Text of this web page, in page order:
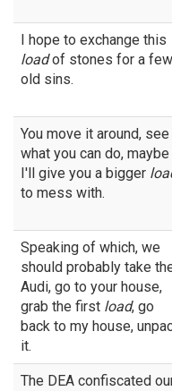
I hope to exchange this
loadof stones for a few
old sins.
You move it around, see
what you can do, maybe
I'll give you a bigger
to mess with.
Speaking of which, we
should probably take
Audi, go to your house,
grab the first load, go
back to my house,
it.
The DEA confiscated